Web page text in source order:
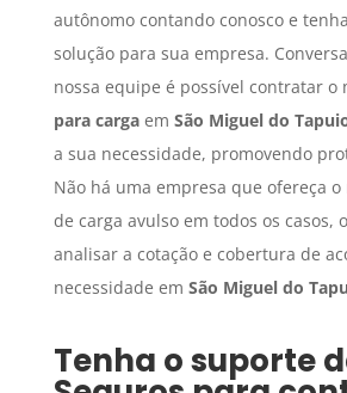
autônomo contando conosco e
solução para sua empresa.
nossa equipe é possível contratar o
para cargaem São Miguel do
a sua necessidade, promovendo
Não há uma empresa que ofereça
de carga avulso em todos os casos,
analisar a cotação e cobertura de
necessidade em São Miguel do
Tenha o suporte